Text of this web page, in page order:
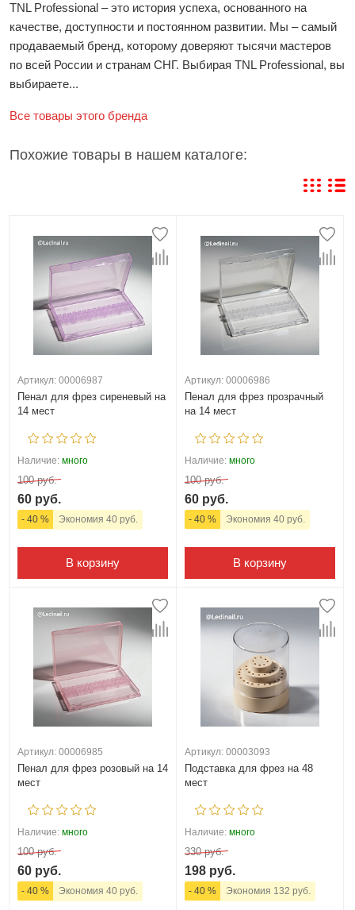
TNL Professional – это история успеха, основанного на
качестве, доступности и постоянном развитии. Мы – самый
продаваемый бренд, которому доверяют тысячи мастеров
по всей России и странам СНГ. Выбирая TNL Professional, вы
выбираете...
Все товары этого бренда
Похожие товары в нашем каталоге:
Артикул: 00006987
Пенал для фрез сиреневый на
14 мест
Наличие: много
100 руб.
60 руб.
- 40 % Экономия 40 руб.
В корзину
Артикул: 00006986
Пенал для фрез прозрачный
на 14 мест
Наличие: много
100 руб.
60 руб.
- 40 % Экономия 40 руб.
В корзину
Артикул: 00006985
Пенал для фрез розовый на 14
мест
Наличие: много
100 руб.
60 руб.
- 40 % Экономия 40 руб.
Артикул: 00003093
Подставка для фрез на 48
мест
Наличие: много
330 руб.
198 руб.
- 40 % Экономия 132 руб.